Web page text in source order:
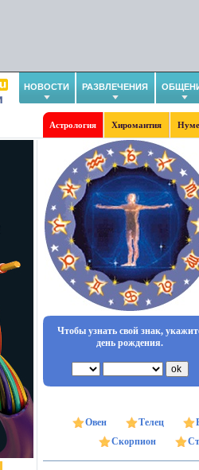
НОВОСТИ РАЗВЛЕЧЕНИЯ
Астрология Хиромантия
Чтобы узнать свой знак,
день рождения.
Овен Телец
Скорпион